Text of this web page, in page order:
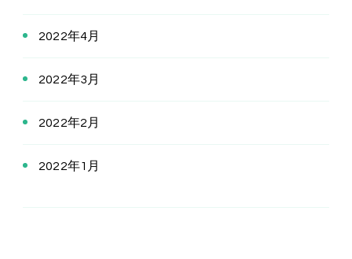
2022年4月
2022年3月
2022年2月
2022年1月